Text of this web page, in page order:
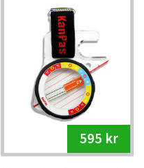
595 kr